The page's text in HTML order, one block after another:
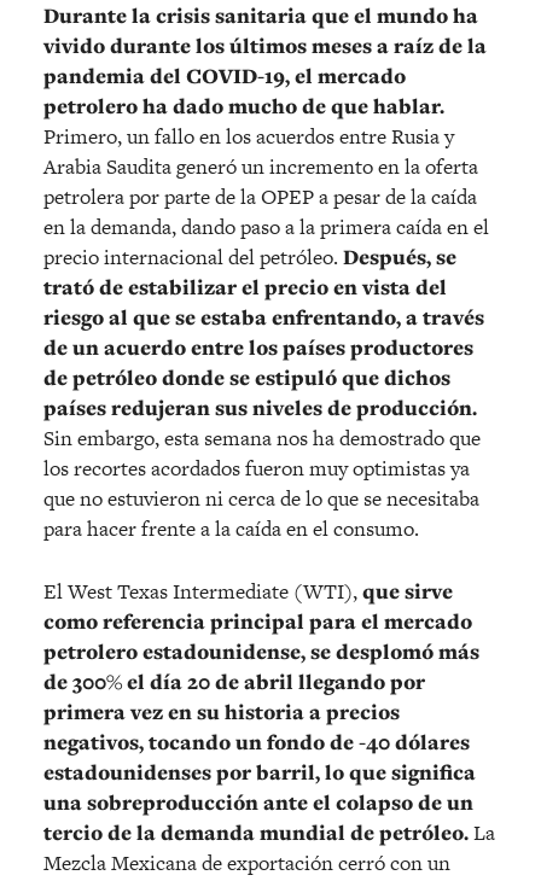
Durante la crisis sanitaria que el mundo ha
vivido durante los últimos meses a raíz de la
pandemia del COVID-19, el mercado
petrolero ha dado mucho de que hablar.
Primero, un fallo en los acuerdos entre Rusia y
Arabia Saudita generó un incremento en la oferta
petrolera por parte de la OPEP a pesar de la caída
en la demanda, dando paso a la primera caída en el
precio internacional del petróleo. Después, se
trató de estabilizar el precio en vista del
riesgo al que se estaba enfrentando, a través
de un acuerdo entre los países productores
de petróleo donde se estipuló que dichos
países redujeran sus niveles de producción.
Sin embargo, esta semana nos ha demostrado que
los recortes acordados fueron muy optimistas ya
que no estuvieron ni cerca de lo que se necesitaba
para hacer frente a la caída en el consumo.
El West Texas Intermediate (WTI),que sirve
como referencia principal para el mercado
petrolero estadounidense, se desplomó más
de 300% el día 20 de abril llegando por
primera vez en su historia a precios
negativos, tocando un fondo de -40 dólares
estadounidenses por barril, lo que significa
una sobreproducción ante el colapso de un
tercio de la demanda mundial de petróleo.La
Mezcla Mexicana de exportación cerró con un